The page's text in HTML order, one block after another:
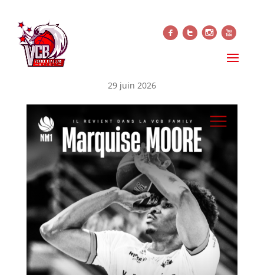
f t i x
MARQUISE MOORE FAIT SON
29 juin 2026